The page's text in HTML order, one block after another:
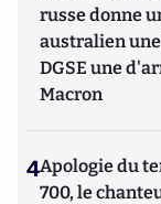
russe donne
australien
DGSE une
Macron
4Apologie du
700, le